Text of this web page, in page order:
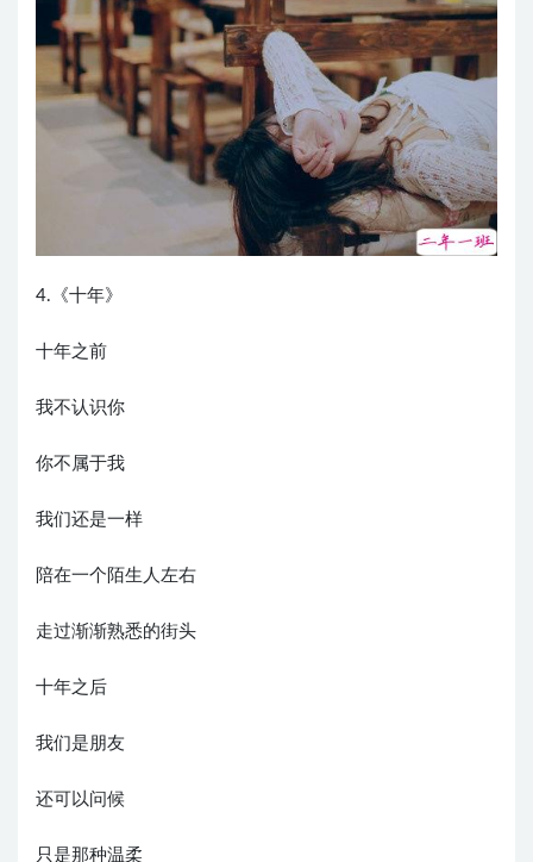
4.《十年》
十年之前
我不认识你
你不属于我
我们还是一样
陪在一个陌生人左右
走过渐渐熟悉的街头
十年之后
我们是朋友
还可以问候
只是那种温柔